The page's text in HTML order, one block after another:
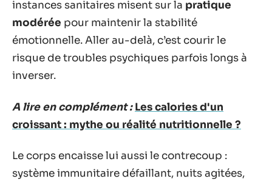
instances sanitaires misent sur la pratique
modérée pour maintenir la stabilité
émotionnelle. Aller au-delà, c’est courir le
risque de troubles psychiques parfois longs à
inverser.
A lire en complément : Les calories d'un
croissant : mythe ou réalité nutritionnelle ?
Le corps encaisse lui aussi le contrecoup :
système immunitaire défaillant, nuits agitées,